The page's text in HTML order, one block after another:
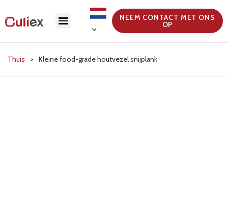
NEEM CONTACT MET ONS
OP
Thuis > Kleine food-grade houtvezel snijplank